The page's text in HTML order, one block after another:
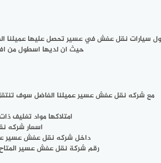
سيارات نقل عفش في عسير تحصل عليها عميلنا
حيث ان لديها اسطول من
مع شركه نقل عفش عسير عميلنا الفاضل سوف
امتلاكها مواد تغليف
اسعار شركه
داخل شركه نقل عفش عسير
رقم شركة نقل عفش عسير المتاح أمامك متاح 24 ساعة كما أنه مباشر فتستطيع طلب جميع